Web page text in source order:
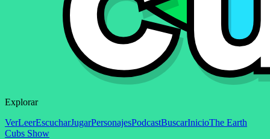
Explorar
VerLeerEscucharJugarPersonajesPodcastBuscarInicioThe Earth
Cubs Show